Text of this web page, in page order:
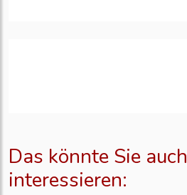
Das könnte Sie auch
interessieren: